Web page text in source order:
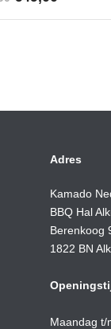
Adres
Kamado
BBQ Hal
Berenkoog
1822 BN
Maandag t/